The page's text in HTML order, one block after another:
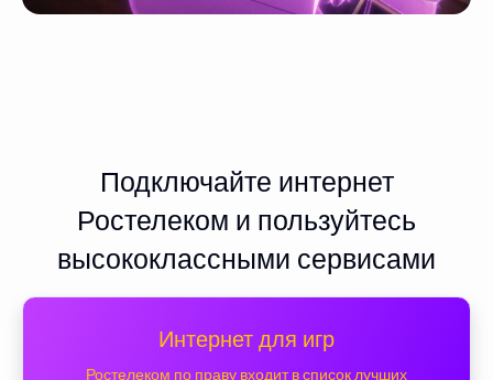
Подключайте интернет
Ростелеком и пользуйтесь
высококлассными сервисами
Интернет для игр
Ростелеком по праву входит в список лучших